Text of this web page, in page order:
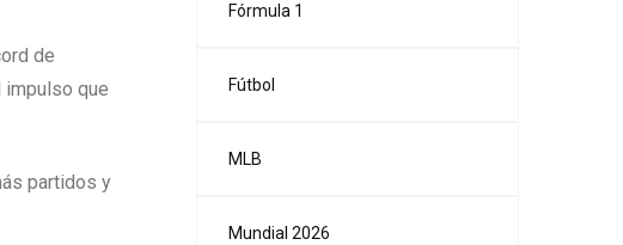
de
impulso que
partidos y
Fórmula 1
Fútbol
MLB
Mundial 2026